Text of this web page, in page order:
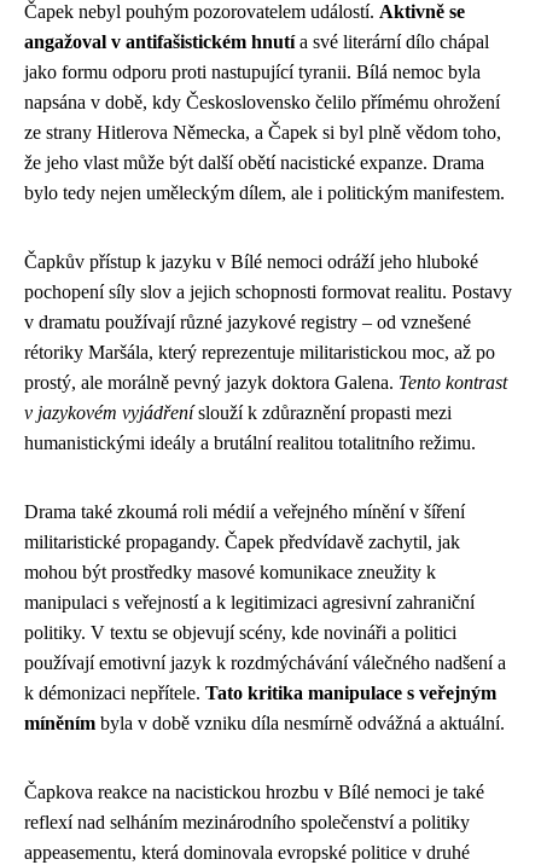
Čapek nebyl pouhým pozorovatelem událostí. Aktivně se
angažoval v antifašistickém hnutía své literární dílo chápal
jako formu odporu proti nastupující tyranii. Bílá nemoc byla
napsána v době, kdy Československo čelilo přímému ohrožení
ze strany Hitlerova Německa, a Čapek si byl plně vědom toho,
že jeho vlast může být další obětí nacistické expanze. Drama
bylo tedy nejen uměleckým dílem, ale i politickým manifestem.
Čapkův přístup k jazyku v Bílé nemoci odráží jeho hluboké
pochopení síly slov a jejich schopnosti formovat realitu. Postavy
v dramatu používají různé jazykové registry – od vznešené
rétoriky Maršála, který reprezentuje militaristickou moc, až po
prostý, ale morálně pevný jazyk doktora Galena. Tento kontrast
v jazykovém vyjádřeníslouží k zdůraznění propasti mezi
humanistickými ideály a brutální realitou totalitního režimu.
Drama také zkoumá roli médií a veřejného mínění v šíření
militaristické propagandy. Čapek předvídavě zachytil, jak
mohou být prostředky masové komunikace zneužity k
manipulaci s veřejností a k legitimizaci agresivní zahraniční
politiky. V textu se objevují scény, kde novináři a politici
používají emotivní jazyk k rozdmýchávání válečného nadšení a
k démonizaci nepřítele. Tato kritika manipulace s veřejným
míněním byla v době vzniku díla nesmírně odvážná a aktuální.
Čapkova reakce na nacistickou hrozbu v Bílé nemoci je také
reflexí nad selháním mezinárodního společenství a politiky
appeasementu, která dominovala evropské politice v druhé